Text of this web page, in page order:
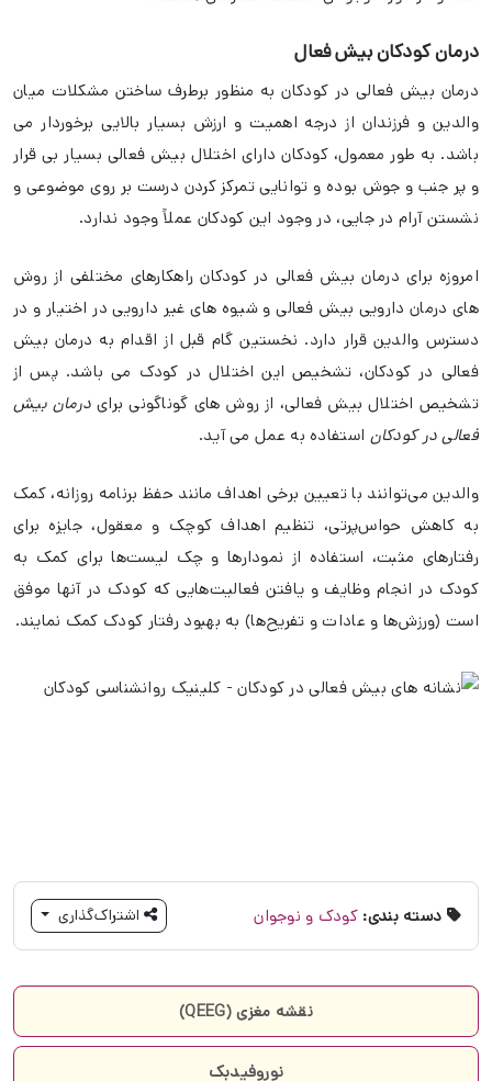
درمان کودکان بیش فعال
درمان بیش فعالی در کودکان به منظور برطرف ساختن مشکلات میان
والدین و فرزندان از درجه اهمیت و ارزش بسیار بالایی برخوردار می
باشد. به طور معمول، کودکان دارای اختلال بیش فعالی بسیار بی قرار
و پر جنب و جوش بوده و توانایی تمرکز کردن درست بر روی موضوعی و
نشستن آرام در جایی، در وجود این کودکان عملاً وجود ندارد.
امروزه برای درمان بیش فعالی در کودکان راهکارهای مختلفی از روش
های درمان دارویی بیش فعالی و شیوه های غیر دارویی در اختیار و در
دسترس والدین قرار دارد. نخستین گام قبل از اقدام به درمان بیش
فعالی در کودکان، تشخیص این اختلال در کودک می باشد. پس از
تشخیص اختلال بیش فعالی، از روش های گوناگونی برای درمان بیش
فعالی در کودکان استفاده به عمل می آید.
والدین می‌توانند با تعیین برخی اهداف مانند حفظ برنامه روزانه، کمک
به کاهش حواس‌پرتی، تنظیم اهداف کوچک و معقول، جایزه برای
رفتارهای مثبت، استفاده از نمودارها و چک لیست‌ها برای کمک به
کودک در انجام وظایف و یافتن فعالیت‌هایی که کودک در آنها موفق
است (ورزش‌ها و عادات و تفریح‌ها) به بهبود رفتار کودک کمک نمایند.
دسته بندی: کودک و نوجوان اشتراک‌گذاری
نقشه مغزی (QEEG)
نوروفیدبک